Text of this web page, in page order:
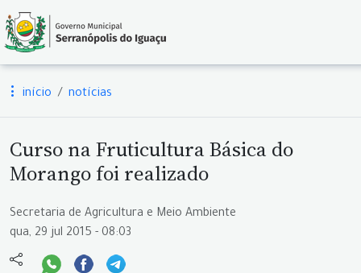
início notícias
Curso na Fruticultura Básica do
Morango foi realizado
Secretaria de Agricultura e Meio Ambiente
qua, 29 jul 2015 - 08:03